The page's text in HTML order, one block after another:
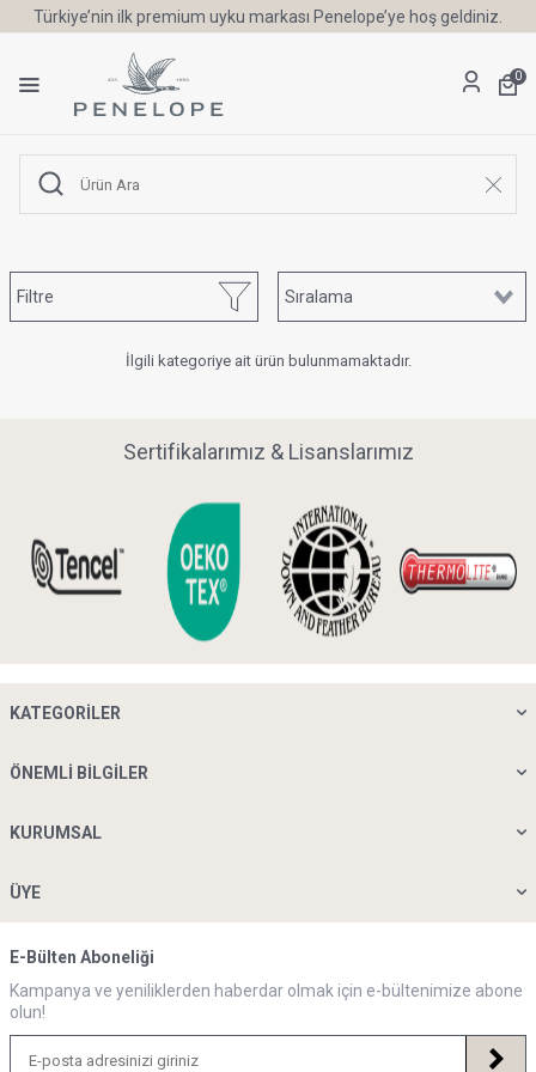
Türkiye’nin ilk premium uyku markası Penelope’ye hoş geldiniz.
0
Filtre
İlgili kategoriye ait ürün bulunmamaktadır.
Sertifikalarımız & Lisanslarımız
KATEGORILER
ÖNEMLI BILGILER
KURUMSAL
ÜYE
E-Bülten Aboneliği
Kampanya ve yeniliklerden haberdar olmak için e-bültenimize abone
olun!